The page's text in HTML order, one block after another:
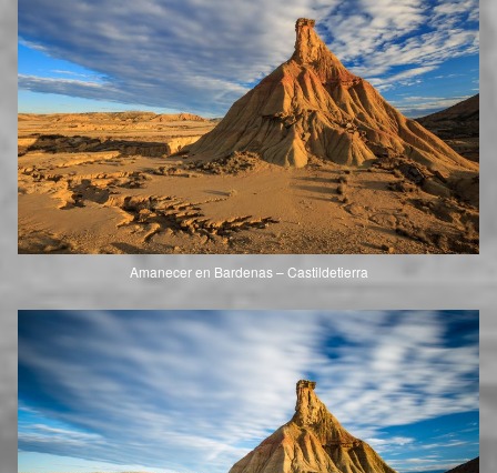
Amanecer en Bardenas – Castildetierra